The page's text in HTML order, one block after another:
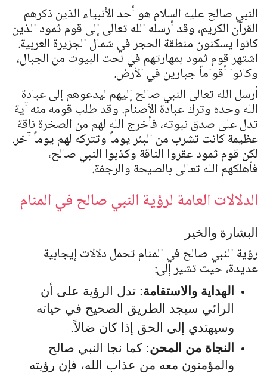
النبي صالح عليه السلام هو أحد الأنبياء الذين ذكرهم
القرآن الكريم، وقد أرسله الله تعالى إلى قوم ثمود الذين
كانوا يسكنون منطقة الحجر في شمال الجزيرة العربية.
اشتهر قوم ثمود بمهارتهم في نحت البيوت من الجبال،
وكانوا أقواماً جبارين في الأرض.
أرسل الله تعالى النبي صالح إليهم ليدعوهم إلى عبادة
الله وحده وترك عبادة الأصنام. وقد طلب قومه منه آية
تدل على صدق نبوته، فأخرج الله لهم من الصخرة ناقة
عظيمة كانت تشرب من البئر يوماً وتتركه لهم يوماً آخر.
لكن قوم ثمود عقروا الناقة وكذبوا النبي صالح،
فأهلكهم الله تعالى بالصيحة والرجفة.
الدلالات العامة لرؤية النبي صالح في المنام
البشارة والخير
رؤية النبي صالح في المنام تحمل دلالات إيجابية
عديدة، حيث تشير إلى:
الهداية والاستقامة: تدل الرؤية على أن
الرائي سيجد الطريق الصحيح في حياته
وسيهتدي إلى الحق إذا كان ضالاً.
النجاة من المحن: كما نجا النبي صالح
والمؤمنون معه من عذاب الله، فإن رؤيته